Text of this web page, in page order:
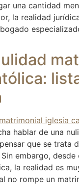
una cantidad
la realidad
hablar de una
que se trata
embargo, desde
la realidad es
no rompe un